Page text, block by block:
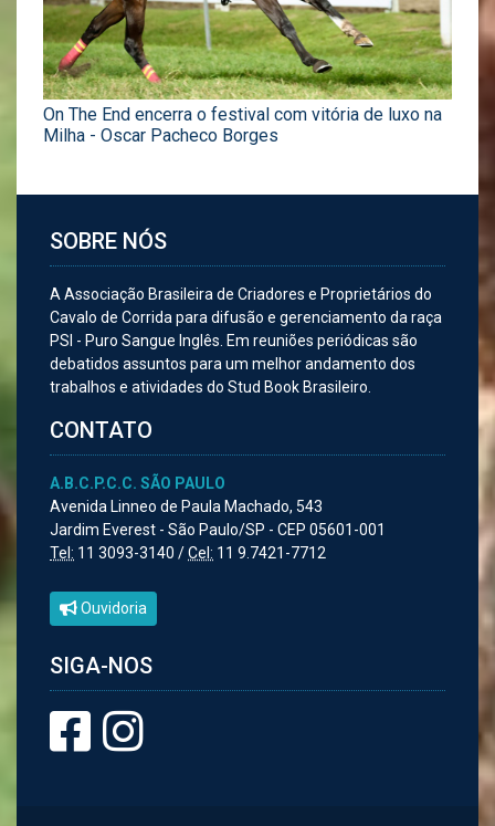
On The End encerra o festival com vitória de luxo na
Milha - Oscar Pacheco Borges
SOBRE NÓS
A Associação Brasileira de Criadores e Proprietários do
Cavalo de Corrida para difusão e gerenciamento da raça
PSI - Puro Sangue Inglês. Em reuniões periódicas são
debatidos assuntos para um melhor andamento dos
trabalhos e atividades do Stud Book Brasileiro.
CONTATO
A.B.C.P.C.C. SÃO PAULO
Avenida Linneo de Paula Machado, 543
Jardim Everest - São Paulo/SP - CEP 05601-001
Tel: 11 3093-3140 /Cel: 11 9.7421-7712
Ouvidoria
SIGA-NOS